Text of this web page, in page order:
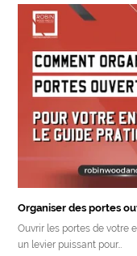
Organiser des portes
Ouvrir les portes de votre
un levier puissant pour…